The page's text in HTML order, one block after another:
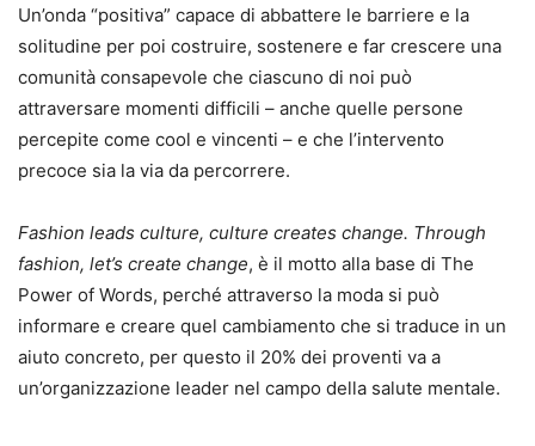
Un’onda “positiva” capace di abbattere le barriere e la
solitudine per poi costruire, sostenere e far crescere una
comunità consapevole che ciascuno di noi può
attraversare momenti difficili – anche quelle persone
percepite come cool e vincenti – e che l’intervento
precoce sia la via da percorrere.
Fashion leads culture, culture creates change. Through
fashion, let’s create change, è il motto alla base di The
Power of Words, perché attraverso la moda si può
informare e creare quel cambiamento che si traduce in un
aiuto concreto, per questo il 20% dei proventi va a
un’organizzazione leader nel campo della salute mentale.